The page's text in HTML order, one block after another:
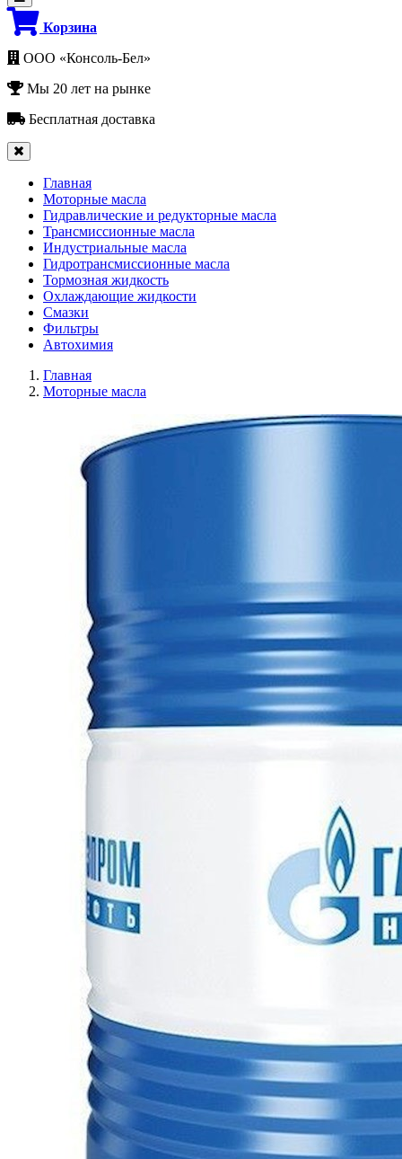
Корзина
ООО «Консоль-Бел»
Мы 20 лет на рынке
Бесплатная доставка
Главная
Моторные масла
Гидравлические и редукторные масла
Трансмиссионные масла
Индустриальные масла
Гидротрансмиссионные масла
Тормозная жидкость
Охлаждающие жидкости
Смазки
Фильтры
Автохимия
Главная
Моторные масла